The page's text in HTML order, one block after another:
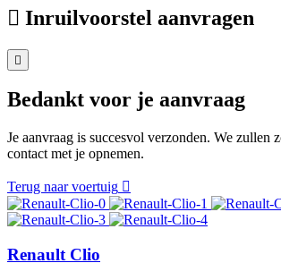
Inruilvoorstel aanvragen
Bedankt voor je aanvraag
Je aanvraag is succesvol verzonden. We zullen
contact met je opnemen.
Terug naar voertuig
Renault Clio